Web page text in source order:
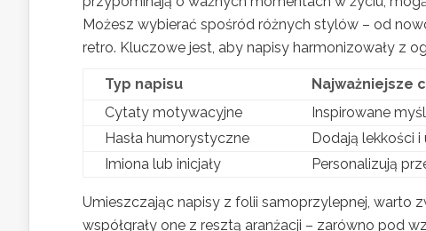
Możesz wybierać spośród różnych stylów – od
retro. Kluczowe jest, aby napisy harmonizowały z
Typ napisu Najważniejsze
Cytaty motywacyjne
Inspirowane
Hasła humorystyczne
Dodają lekkości i
Imiona lub inicjały
Personalizują
Umieszczając napisy z folii samoprzylepnej, warto
współgrały one z resztą aranżacji – zarówno pod